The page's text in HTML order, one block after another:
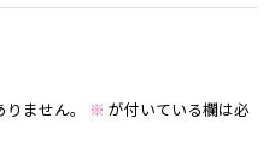
ません。 ※ が付いている欄は必